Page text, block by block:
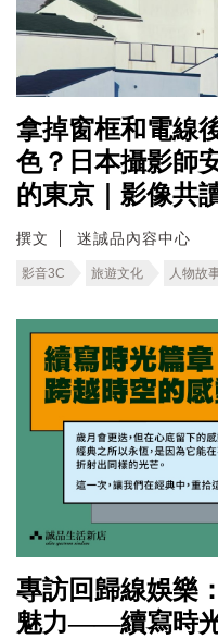
拿掉窗框和電線
色？日本攝影師
的東京｜影像共
撰文 迷誠品內容中心
影音3C 旅遊文化 人物故
專訪回歸線娛樂
魅力——續寫時